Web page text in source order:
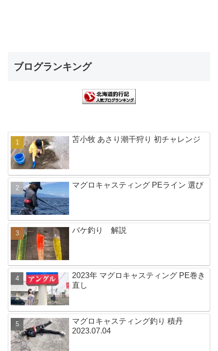
ブログランキング
苫小牧 あさり潮干狩り 初チャレンジ
マグロキャスティング PEライン 選び
バケ釣り 解説
2023年 マグロキャスティング PE巻き
直し
マグロキャスティング釣り 積丹
2023.07.04